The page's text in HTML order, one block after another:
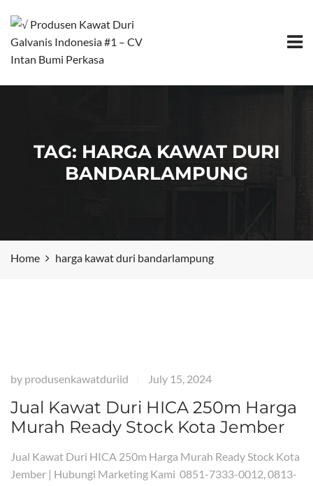
TAG: HARGA KAWAT DURI
BANDARLAMPUNG
Home harga kawat duri bandarlampung
by produsenkawatduriid July 15, 2024
Jual Kawat Duri HICA 250m Harga
Murah Ready Stock Kota Jember
Jual Kawat Duri HICA 250m Harga Murah Ready Stock Kota
Jember | Hubungi Marketing Kami 0851-7333-0012, 0813-